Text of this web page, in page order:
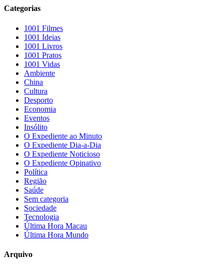
Categorias
1001 Filmes
1001 Ideias
1001 Livros
1001 Pratos
1001 Vidas
Ambiente
China
Cultura
Desporto
Economia
Eventos
Insólito
O Expediente ao Minuto
O Expediente Dia-a-Dia
O Expediente Noticioso
O Expediente Opinativo
Política
Região
Saúde
Sem categoria
Sociedade
Tecnologia
Última Hora Macau
Última Hora Mundo
Arquivo